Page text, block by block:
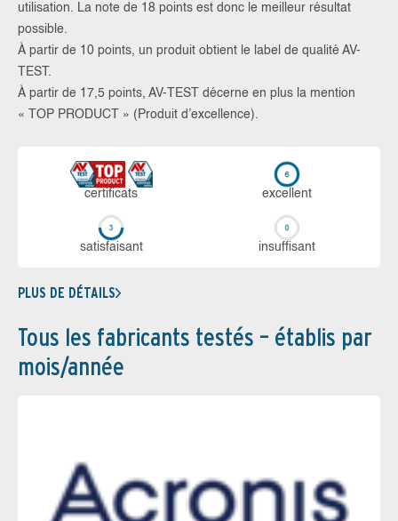
utilisation. La note de 18 points est donc le meilleur résultat
possible.
À partir de 10 points, un produit obtient le label de qualité AV-
TEST.
À partir de 17,5 points, AV-TEST décerne en plus la mention
« TOP PRODUCT » (Produit d’excellence).
certi­ficats ex­cellent
sa­tis­fai­sant in­suf­fi­sant
PLUS DE DÉTAILS
Tous les fabricants testés – établis par
mois/année